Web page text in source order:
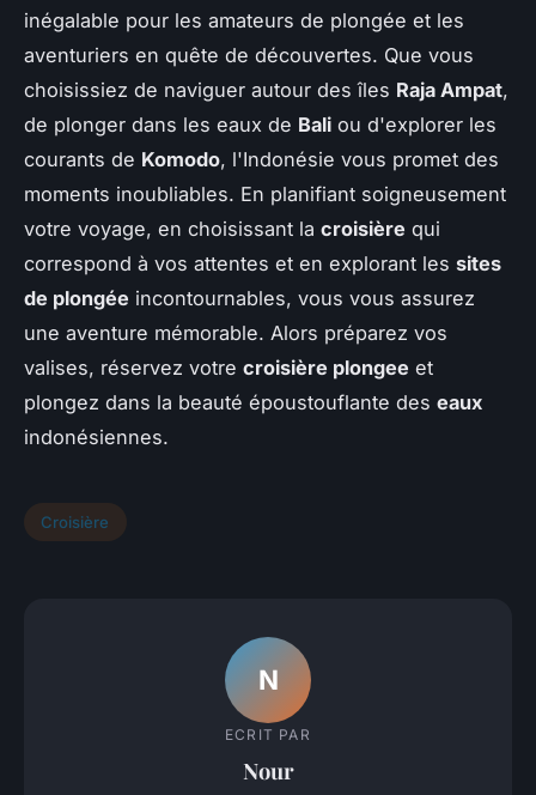
inégalable pour les amateurs de plongée et les
aventuriers en quête de découvertes. Que vous
choisissiez de naviguer autour des îles Raja Ampat,
de plonger dans les eaux de Bali ou d'explorer les
courants de Komodo, l'Indonésie vous promet des
moments inoubliables. En planifiant soigneusement
votre voyage, en choisissant la croisière qui
correspond à vos attentes et en explorant les sites
de plongée incontournables, vous vous assurez
une aventure mémorable. Alors préparez vos
valises, réservez votre croisière plongee et
plongez dans la beauté époustouflante des eaux
indonésiennes.
Croisière
N
ECRIT PAR
Nour